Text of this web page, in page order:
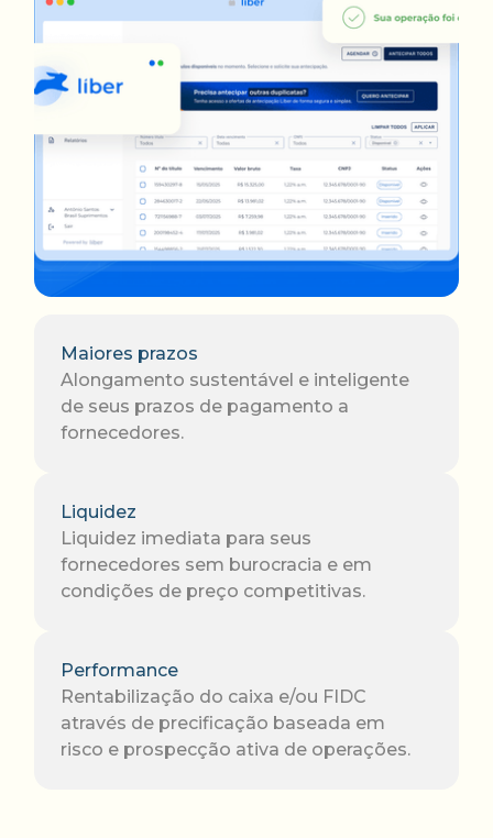
Maiores prazos
Alongamento sustentável e inteligente
de seus prazos de pagamento a
fornecedores.
Liquidez
Liquidez imediata para seus
fornecedores sem burocracia e em
condições de preço competitivas.
Performance
Rentabilização do caixa e/ou FIDC
através de precificação baseada em
risco e prospecção ativa de operações.